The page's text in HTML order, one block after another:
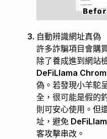
自動辨識網址真偽
許多詐騙項目會購
除了養成進到網站
DeFiLlama
偽。若發現小羊駝
全，很可能是假的
則可安心使用。但
址，避免
客攻擊串改。